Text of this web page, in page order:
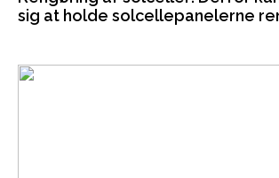
sig at holde solcellepanelerne